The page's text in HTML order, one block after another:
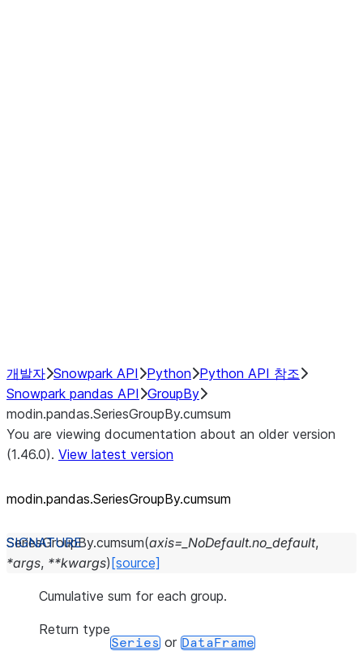
개발자 Snowpark API Python Python API 참조
Snowpark pandas API GroupBy
modin.pandas.SeriesGroupBy.cumsum
You are viewing documentation about an older version
(1.46.0). View latest version
modin.pandas.SeriesGroupBy.cumsum
SeriesGroupBy.cumsum(axis= _NoDefault.no_default,
*args, **kwargs) [source]
Cumulative sum for each group.
Return type
Series or DataFrame